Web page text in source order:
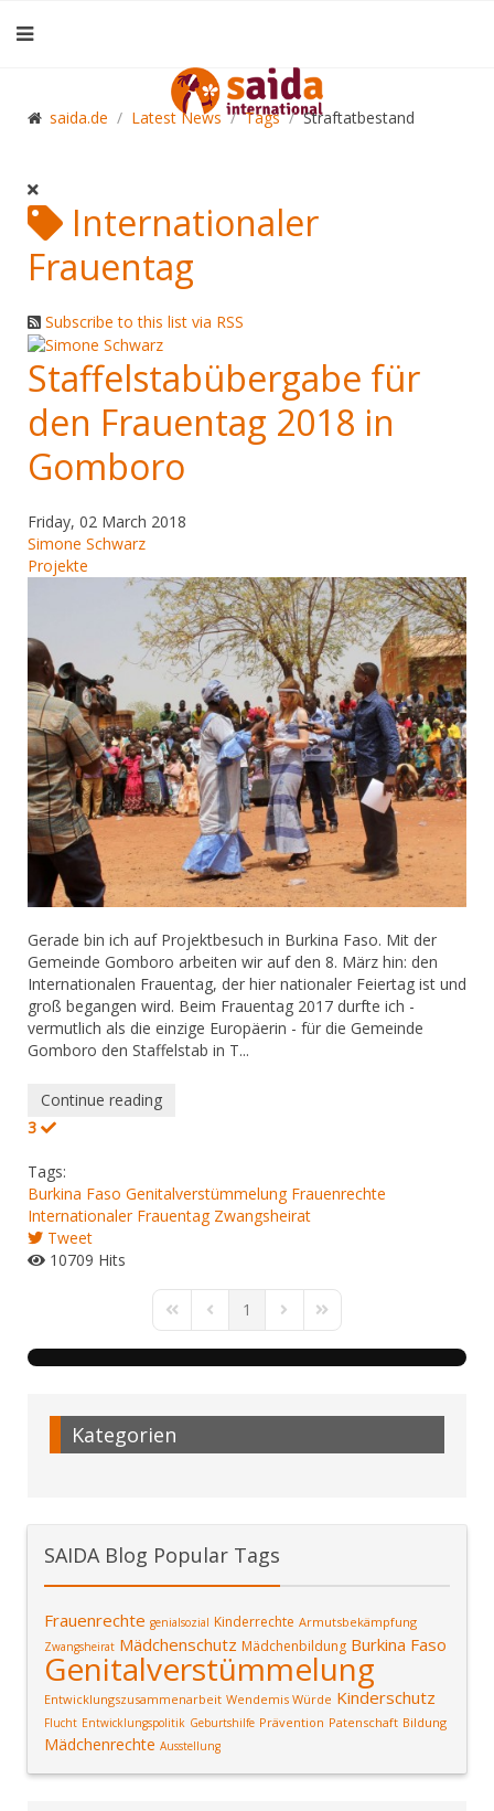
saida.de Latest News Tags Straftatbestand
Internationaler
Frauentag
Subscribe to this list via RSS
Staffelstabübergabe für
den Frauentag 2018 in
Gomboro
Friday, 02 March 2018
Simone Schwarz
Projekte
Gerade bin ich auf Projektbesuch in Burkina Faso. Mit der
Gemeinde Gomboro arbeiten wir auf den 8. März hin: den
Internationalen Frauentag, der hier nationaler Feiertag ist und
groß begangen wird. Beim Frauentag 2017 durfte ich -
vermutlich als die einzige Europäerin - für die Gemeinde
Gomboro den Staffelstab in T...
Continue reading
3
Tags:
Burkina Faso Genitalverstümmelung Frauenrechte
Internationaler Frauentag Zwangsheirat
Tweet
10709 Hits
First PagePrevious Page
1 Next PageLast Page
Kategorien
SAIDA Blog Popular Tags
Frauenrechte genialsozial Kinderrechte Armutsbekämpfung
Zwangsheirat Mädchenschutz Mädchenbildung Burkina Faso
Genitalverstümmelung
Entwicklungszusammenarbeit Wendemis Würde Kinderschutz
Flucht Entwicklungspolitik Geburtshilfe Prävention Patenschaft Bildung
Mädchenrechte Ausstellung